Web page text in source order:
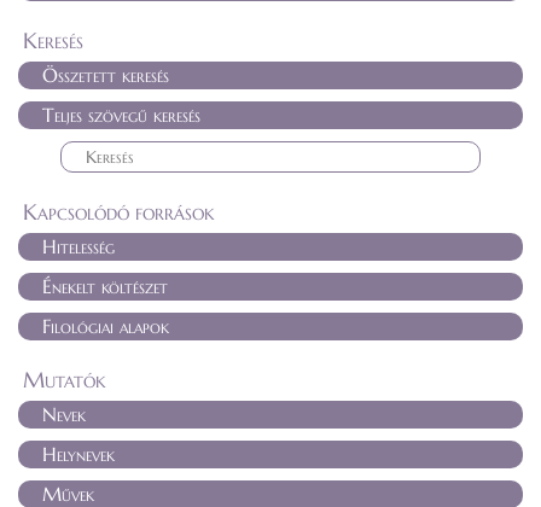
Keresés
Összetett keresés
Teljes szövegű keresés
Kapcsolódó források
Hitelesség
Énekelt költészet
Filológiai alapok
Mutatók
Nevek
Helynevek
Művek